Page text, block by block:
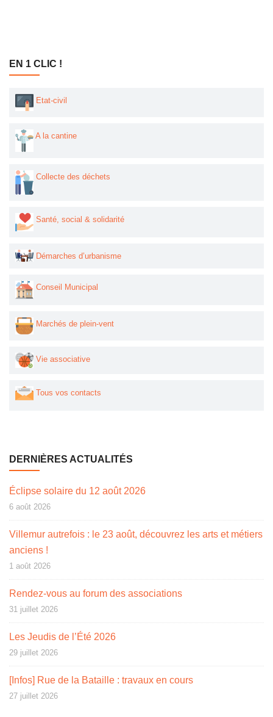
EN 1 CLIC !
Etat-civil
A la cantine
Collecte des déchets
Santé, social & solidarité
Démarches d’urbanisme
Conseil Municipal
Marchés de plein-vent
Vie associative
Tous vos contacts
DERNIÈRES ACTUALITÉS
Éclipse solaire du 12 août 2026
6 août 2026
Villemur autrefois : le 23 août, découvrez les arts et métiers
anciens !
1 août 2026
Rendez-vous au forum des associations
31 juillet 2026
Les Jeudis de l’Été 2026
29 juillet 2026
[Infos] Rue de la Bataille : travaux en cours
27 juillet 2026